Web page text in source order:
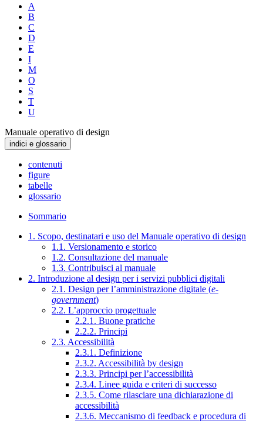
A
B
C
D
E
I
M
O
S
T
U
Manuale operativo di design
indici e glossario
contenuti
figure
tabelle
glossario
Sommario
1. Scopo, destinatari e uso del Manuale operativo di design
1.1. Versionamento e storico
1.2. Consultazione del manuale
1.3. Contribuisci al manuale
2. Introduzione al design per i servizi pubblici digitali
2.1. Design per l’amministrazione digitale (e-
government)
2.2. L’approccio progettuale
2.2.1. Buone pratiche
2.2.2. Principi
2.3. Accessibilità
2.3.1. Definizione
2.3.2. Accessibilità by design
2.3.3. Principi per l’accessibilità
2.3.4. Linee guida e criteri di successo
2.3.5. Come rilasciare una dichiarazione di
accessibilità
2.3.6. Meccanismo di feedback e procedura di